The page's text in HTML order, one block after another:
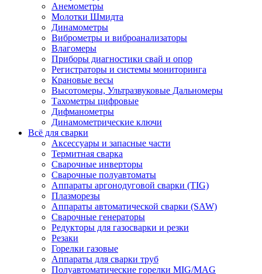
Анемометры
Молотки Шмидта
Динамометры
Виброметры и виброанализаторы
Влагомеры
Приборы диагностики свай и опор
Регистраторы и системы мониторинга
Крановые весы
Высотомеры, Ультразвуковые Дальномеры
Тахометры цифровые
Дифманометры
Динамометрические ключи
Всё для сварки
Аксессуары и запасные части
Термитная сварка
Сварочные инверторы
Сварочные полуавтоматы
Аппараты аргонодуговой сварки (TIG)
Плазморезы
Аппараты автоматической сварки (SAW)
Сварочные генераторы
Редукторы для газосварки и резки
Резаки
Горелки газовые
Аппараты для сварки труб
Полуавтоматические горелки MIG/MAG